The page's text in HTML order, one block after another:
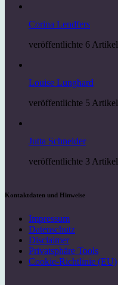
Corina Lendfers
veröffentlichte 6 Artikel
Louise Lunghard
veröffentlichte 5 Artikel
Jutta Schneider
veröffentlichte 3 Artikel
Kontaktdaten und Hinweise
Impressum
Datenschutz
Disclaimer
Privatsphäre Tools
Cookie-Richtlinie (EU)